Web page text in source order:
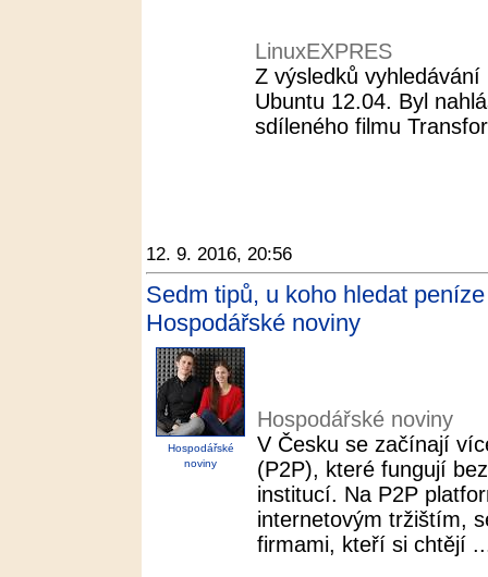
LinuxEXPRES
Z výsledků
Ubuntu 12.04. Byl
sdíleného filmu
12. 9. 2016, 20:56
Sedm tipů, u koho hledat
Hospodářské noviny
Hospodářské
noviny
Hospodářské noviny
V Česku se začínají
(P2P), které fungují
institucí. Na P2P
internetovým tržištím,
firmami, kteří si chtějí